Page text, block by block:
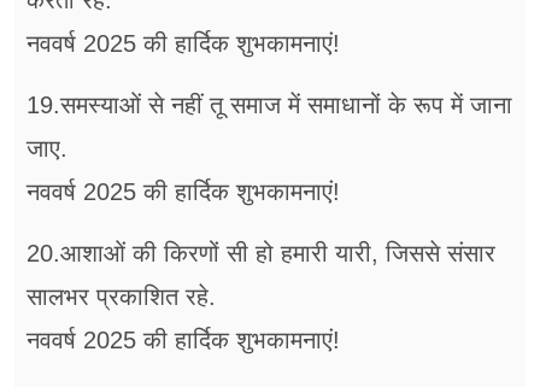
नववर्ष 2025 की हार्दिक शुभकामनाएं!
19.समस्याओं से नहीं तू समाज में समाधानों के रूप में जाना
जाए.
नववर्ष 2025 की हार्दिक शुभकामनाएं!
20.आशाओं की किरणों सी हो हमारी यारी, जिससे संसार
सालभर प्रकाशित रहे.
नववर्ष 2025 की हार्दिक शुभकामनाएं!